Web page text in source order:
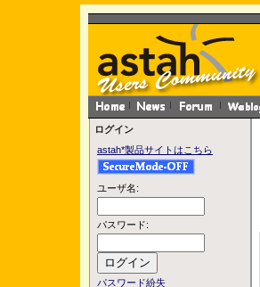
ログイン
astah*製品サイトはこちら
ユーザ名:
パスワード:
パスワード紛失